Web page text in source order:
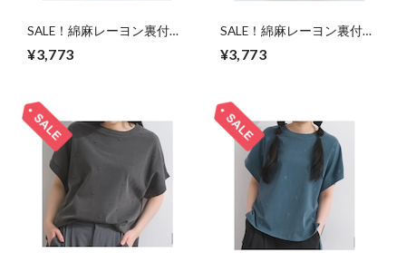
SALE！綿麻レーヨン裏付き
ツ/M～L/ブラック
¥3,773
SALE！綿麻レーヨン裏付き
ツ/M～L/カーキ
¥3,773